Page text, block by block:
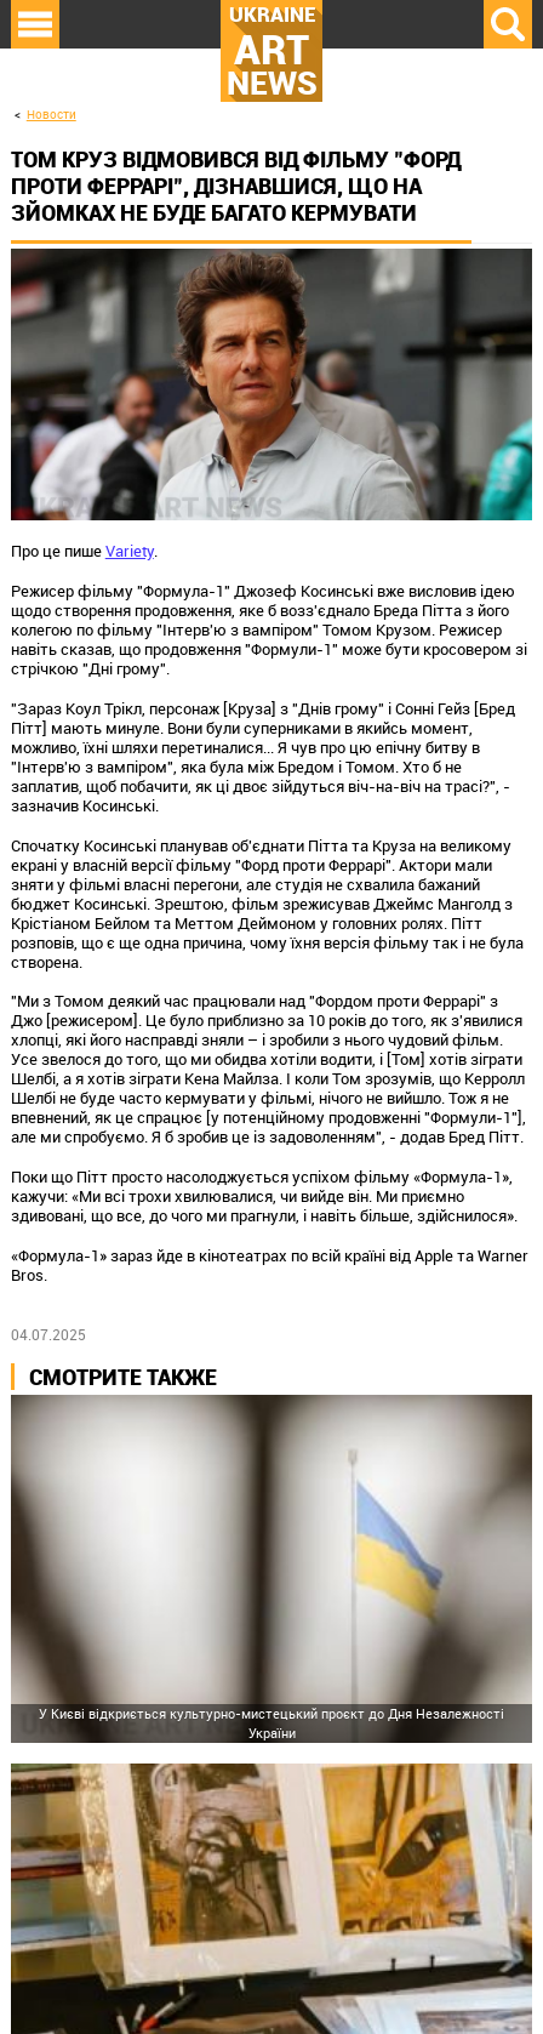
UKRAINE
ART
NEWS
Новости
ТОМ КРУЗ ВІДМОВИВСЯ ВІД ФІЛЬМУ "ФОРД
ПРОТИ ФЕРРАРІ", ДІЗНАВШИСЯ, ЩО НА
ЗЙОМКАХ НЕ БУДЕ БАГАТО КЕРМУВАТИ
Про це пишеVariety.
Режисер фільму "Формула-1" Джозеф Косинські вже висловив ідею
щодо створення продовження, яке б возз'єднало Бреда Пітта з його
колегою по фільму "Інтерв'ю з вампіром" Томом Крузом. Режисер
навіть сказав, що продовження "Формули-1" може бути кросовером зі
стрічкою "Дні грому".
"Зараз Коул Трікл, персонаж [Круза] з "Днів грому" і Сонні Гейз [Бред
Пітт] мають минуле. Вони були суперниками в якийсь момент,
можливо, їхні шляхи перетиналися... Я чув про цю епічну битву в
"Інтерв'ю з вампіром", яка була між Бредом і Томом. Хто б не
заплатив, щоб побачити, як ці двоє зійдуться віч-на-віч на трасі?", -
зазначив Косинські.
Спочатку Косинські планував об'єднати Пітта та Круза на великому
екрані у власній версії фільму "Форд проти Феррарі". Актори мали
зняти у фільмі власні перегони, але студія не схвалила бажаний
бюджет Косинські. Зрештою, фільм зрежисував Джеймс Манголд з
Крістіаном Бейлом та Меттом Деймоном у головних ролях. Пітт
розповів, що є ще одна причина, чому їхня версія фільму так і не була
створена.
"Ми з Томом деякий час працювали над "Фордом проти Феррарі" з
Джо [режисером]. Це було приблизно за 10 років до того, як з'явилися
хлопці, які його насправді зняли – і зробили з нього чудовий фільм.
Усе звелося до того, що ми обидва хотіли водити, і [Том] хотів зіграти
Шелбі, а я хотів зіграти Кена Майлза. І коли Том зрозумів, що Керролл
Шелбі не буде часто кермувати у фільмі, нічого не вийшло. Тож я не
впевнений, як це спрацює [у потенційному продовженні "Формули-1"],
але ми спробуємо. Я б зробив це із задоволенням", - додав Бред Пітт.
Поки що Пітт просто насолоджується успіхом фільму «Формула-1»,
кажучи: «Ми всі трохи хвилювалися, чи вийде він. Ми приємно
здивовані, що все, до чого ми прагнули, і навіть більше, здійснилося».
«Формула-1» зараз йде в кінотеатрах по всій країні від Apple та Warner
Bros.
04.07.2025
СМОТРИТЕ ТАКЖЕ
У Києві відкриється культурно-мистецький проєкт до Дня Незалежності
України